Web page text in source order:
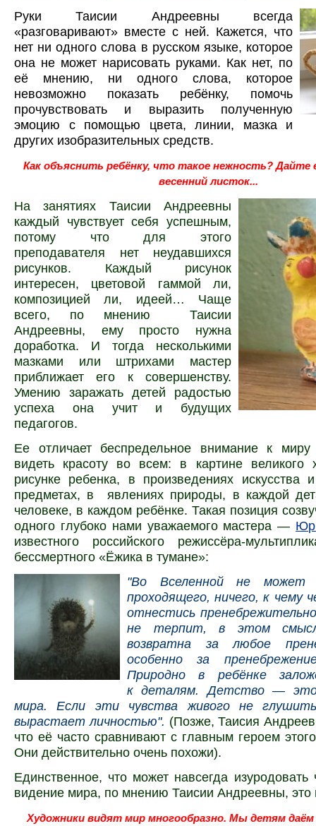
Руки Таисии Андреевны всегда
«разговаривают» вместе с ней. Кажется, что
нет ни одного слова в русском языке, которое
она не может нарисовать руками. Как нет, по
её мнению, ни одного слова, которое
невозможно показать ребёнку, помочь
прочувствовать и выразить полученную
эмоцию с помощью цвета, линии, мазка и
других изобразительных средств.
Как объяснить ребёнку, что такое нежность? Дайте
весенний листок...
На занятиях Таисии Андреевны
каждый чувствует себя успешным,
потому что для этого
преподавателя нет неудавшихся
рисунков. Каждый рисунок
интересен, цветовой гаммой ли,
композицией ли, идеей… Чаще
всего, по мнению Таисии
Андреевны, ему просто нужна
доработка. И тогда несколькими
мазками или штрихами мастер
приближает его к совершенству.
Умению заражать детей радостью
успеха она учит и будущих
педагогов.
Ее отличает беспредельное внимание к
видеть красоту во всем: в картине великого
рисунке ребенка, в произведениях
предметах, в явлениях природы, в каждой
человеке, в каждом ребёнке. Такая позиция
одного глубоко нами уважаемого мастера —
известного российского режиссёра-
бессмертного «Ёжика в тумане»:
"Во Вселенной не может
проходящего, ничего, к чему
отнестись
не терпит, в этом
возвратна за любое
особенно за
Природно в ребёнке
к деталям. Детство — это
мира. Если эти чувства живого не
вырастает личностью". (Позже, Таисия
что её часто сравнивают с главным героем
Они действительно очень похожи).
Единственное, что может навсегда изуродовать
видение мира, по мнению Таисии Андреевны,
Художники видят мир многообразно. Мы детям